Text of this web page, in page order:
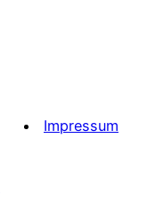
Impressum